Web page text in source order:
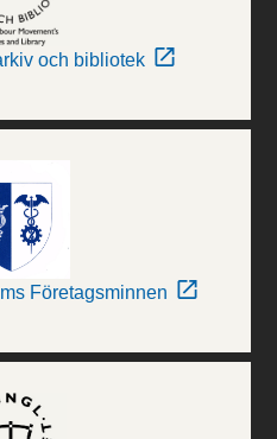
och bibliotek
Företagsminnen